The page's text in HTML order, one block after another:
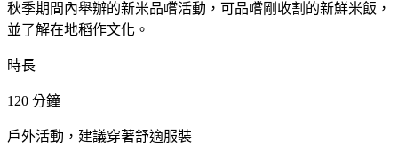
秋季期間內舉辦的新米品嚐活動，可品嚐剛收割的新鮮米飯，
並了解在地稻作文化。
時長
120 分鐘
戶外活動，建議穿著舒適服裝